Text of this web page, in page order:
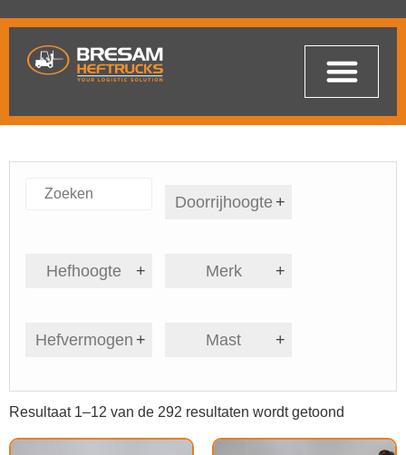
Doorrijhoogte +
Hefhoogte + Merk +
Hefvermogen + Mast +
Resultaat 1–12 van de 292 resultaten wordt getoond